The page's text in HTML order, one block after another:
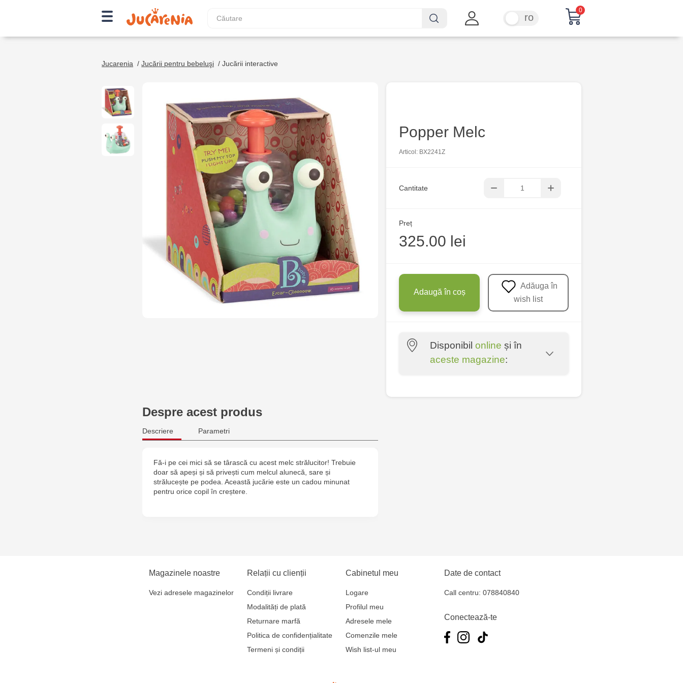
ro
0
Jucarenia / Jucării pentru bebeluşi / Jucării interactive
Popper Melc
Articol: BX2241Z
Cantitate
Preț
325.00 lei
Adaugă în coș
wish list
Disponibil online și în
aceste magazine:
Socoleni, 7
Jucărenia Cahul - str. Ștefan cel
Testemițanu
Multistore Soroca - bd. Ștefan cel
Despre acest produs
Descriere Parametri
Fă-i pe cei mici să se târască cu acest melc strălucitor! Trebuie
doar să apeși și să privești cum melcul alunecă, sare și
strălucește pe podea. Această jucărie este un cadou minunat
pentru orice copil în creștere.
Magazinele noastre
Vezi adresele magazinelor
Relații cu clienții
Condiții livrare
Modalități de plată
Returnare marfă
Politica de confidențialitate
Termeni și condiții
Cabinetul meu
Logare
Profilul meu
Adresele mele
Comenzile mele
Wish list-ul meu
Date de contact
Call centru: 078840840
Conectează-te